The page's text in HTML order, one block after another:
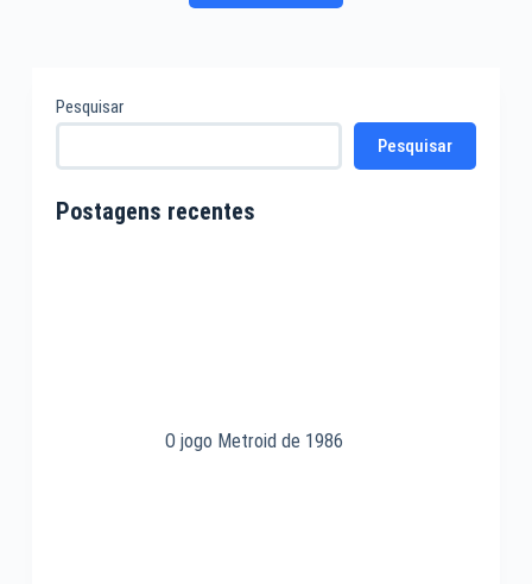
Pesquisar
Pesquisar
Postagens recentes
O jogo Metroid de 1986